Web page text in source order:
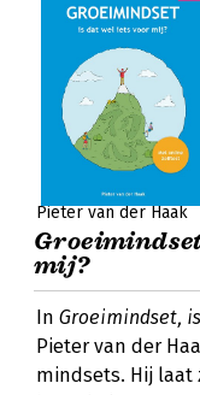
Pieter van der Haak
mij?
In Groeimindset,
Pieter van der
mindsets. Hij laat